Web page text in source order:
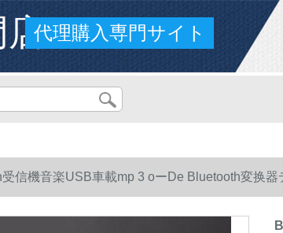
代理購入専門サイト
信機音楽USB車載mp 3 oーDe Bluetooth変换器